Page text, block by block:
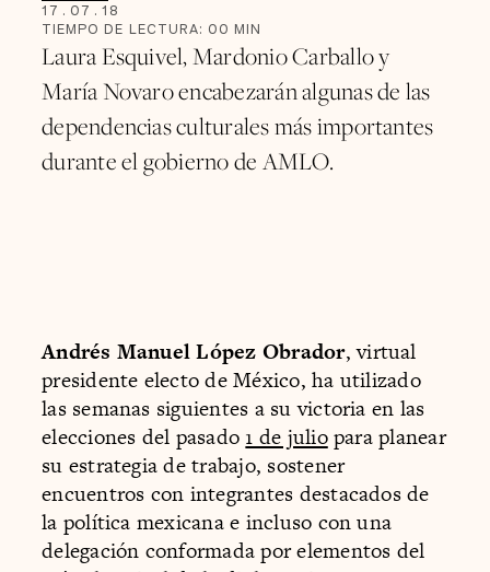
17 . 07 . 18
TIEMPO DE LECTURA: 00 MIN
Laura Esquivel, Mardonio Carballo y
María Novaro encabezarán algunas de las
dependencias culturales más importantes
durante el gobierno de AMLO.
Andrés Manuel López Obrador, virtual
presidente electo de México, ha utilizado
las semanas siguientes a su victoria en las
elecciones del pasado 1 de juliopara planear
su estrategia de trabajo, sostener
encuentros con integrantes destacados de
la política mexicana e incluso con una
delegación conformada por elementos del